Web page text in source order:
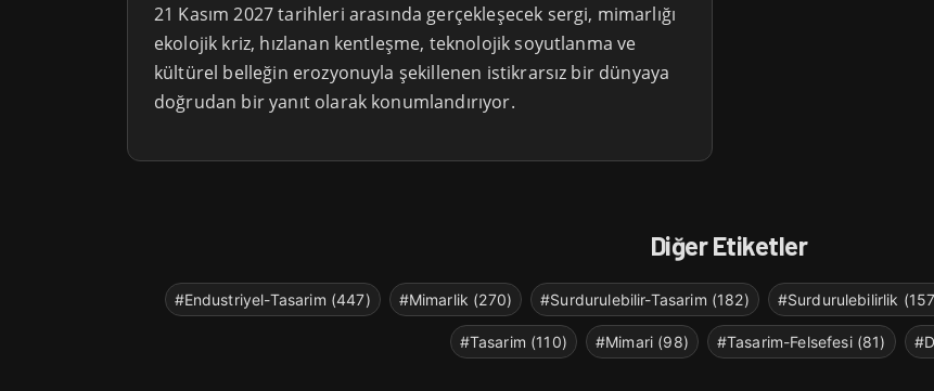
21 Kasım 2027 tarihleri arasında gerçekleşecek sergi, mimarlığı
ekolojik kriz, hızlanan kentleşme, teknolojik soyutlanma ve
kültürel belleğin erozyonuyla şekillenen istikrarsız bir dünyaya
doğrudan bir yanıt olarak konumlandırıyor.
Diğer Etiketler
#Endustriyel-Tasarim (447) #Mimarlik (270) #Surdurulebilir-Tasarim (182) #Surdurulebilirlik
#Tasarim (110) #Mimari (98) #Tasarim-Felsefesi (81)